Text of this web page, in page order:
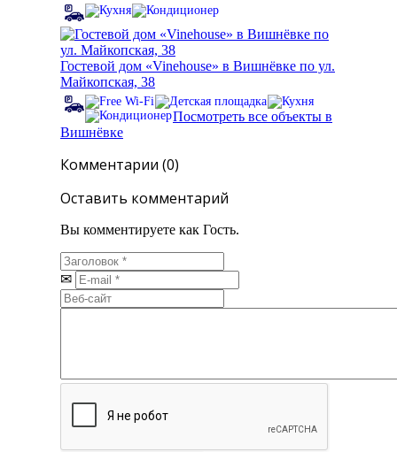
Гостевой дом «Vinehouse» в Вишнёвке по ул.
Майкопская, 38
Посмотреть все объекты в
Вишнёвке
Комментарии (0)
Оставить комментарий
Вы комментируете как Гость.